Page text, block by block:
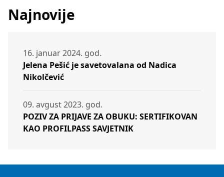
Najnovije
16. januar 2024. god.
Jelena Pešić je savetovalana od Nadica
Nikolčević
09. avgust 2023. god.
POZIV ZA PRIJAVE ZA OBUKU: SERTIFIKOVAN
KAO PROFILPASS SAVJETNIK